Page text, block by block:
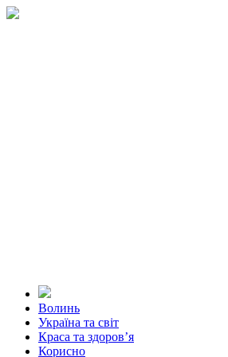
Волинь
Україна та світ
Краса та здоров’я
Корисно